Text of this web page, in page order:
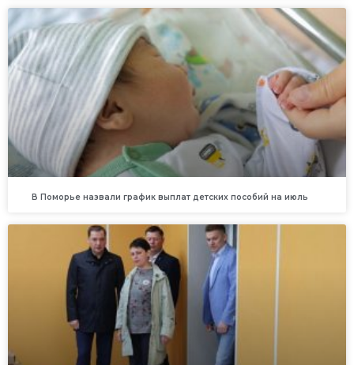
В Поморье назвали график выплат детских пособий на июль